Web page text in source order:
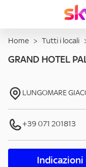
Home > Tutti i locali
GRAND HOTEL
LUNGOMARE
+39 071 201813
Indicazioni